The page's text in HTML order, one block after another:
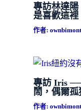
專訪林達
是喜歡這裡
作者:
專訪 Iris
鬧，偶爾孤
作者: